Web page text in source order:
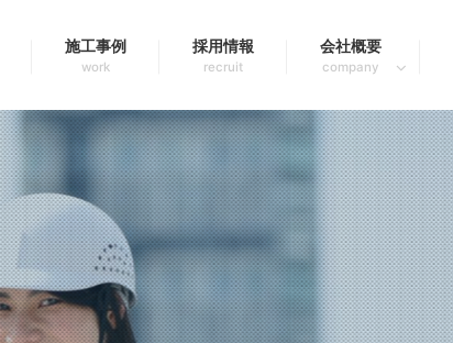
施工事例
work
採用情報
recruit
会社概要
company